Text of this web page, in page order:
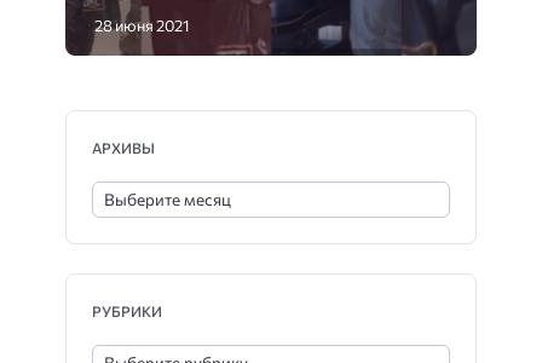
28 июня 2021
АРХИВЫ
РУБРИКИ